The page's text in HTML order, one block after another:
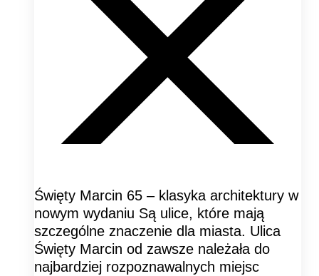
Święty Marcin 65 – klasyka architektury w
nowym wydaniu Są ulice, które mają
szczególne znaczenie dla miasta. Ulica
Święty Marcin od zawsze należała do
najbardziej rozpoznawalnych miejsc